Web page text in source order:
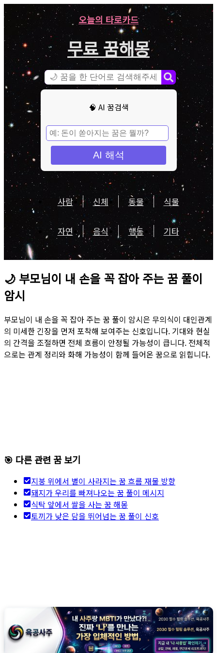
오늘의 타로카드
무료 꿈해몽
🧠 AI 꿈검색
AI 해석
사람 신체 동물 식물
자연 음식 행동 기타
🌙 부모님이 내 손을 꼭 잡아 주는 꿈 풀이
암시
부모님이 내 손을 꼭 잡아 주는 꿈 풀이 암시은 무의식이 대인관계
의 미세한 긴장을 먼저 포착해 보여주는 신호입니다. 기대와 현실
의 간격을 조절하면 전체 흐름이 안정될 가능성이 큽니다. 전체적
으로는 관계 정리와 화해 가능성이 함께 들어온 꿈으로 읽힙니다.
🎯 다른 관련 꿈 보기
지붕 위에서 별이 사라지는 꿈 흐름 재물 방향
돼지가 우리를 빠져나오는 꿈 풀이 메시지
식탁 앞에서 쌀을 사는 꿈 해몽
토끼가 낮은 담을 뛰어넘는 꿈 풀이 신호